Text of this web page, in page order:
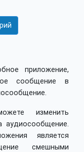
приложение,
сообщение в
изменить
аудиосообщение.
является
смешными